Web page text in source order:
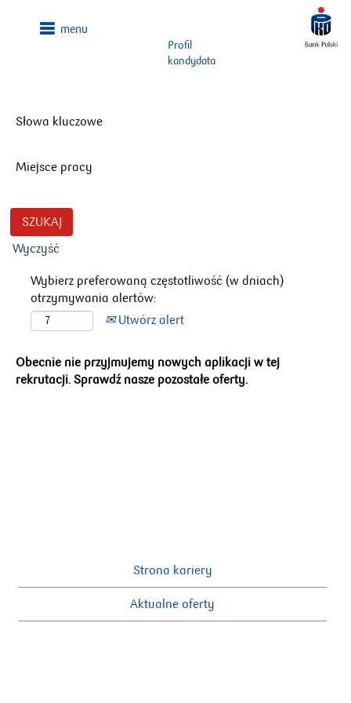
Profil
kandydata
Słowa kluczowe
Miejsce pracy
Wyczyść
Wybierz preferowaną częstotliwość (w dniach)
otrzymywania alertów:
Utwórz alert
Obecnie nie przyjmujemy nowych aplikacji w tej
rekrutacji. Sprawdź nasze pozostałe oferty.
Strona kariery
Aktualne oferty